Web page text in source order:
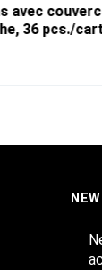
avec
36 pcs./